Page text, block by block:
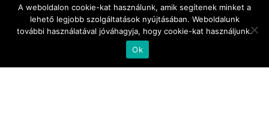
Nyitva tartás
Hétfő - Péntek: 8.00 - 16.00
A weboldalon cookie-kat használunk, amik segítenek minket a
lehető legjobb szolgáltatások nyújtásában. Weboldalunk
további használatával jóváhagyja, hogy cookie-kat használjunk.
Ok